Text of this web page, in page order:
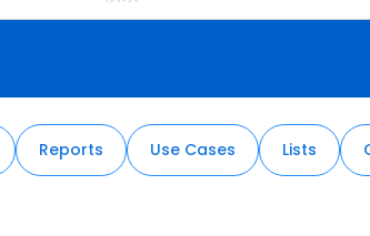
Reports Use Cases Lists